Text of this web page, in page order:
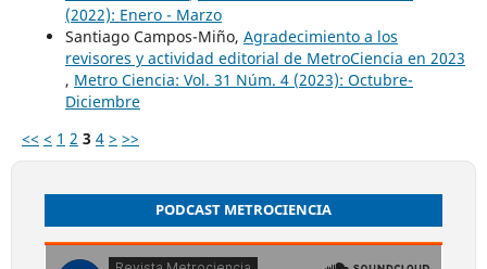
(2022): Enero - Marzo
Santiago Campos-Miño, Agradecimiento a los
revisores y actividad editorial de MetroCiencia en 2023
, Metro Ciencia: Vol. 31 Núm. 4 (2023): Octubre-
Diciembre
<< < 1 2 3 4 > >>
PODCAST METROCIENCIA